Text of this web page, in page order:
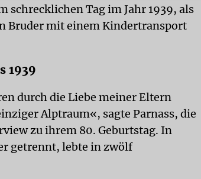
schrecklichen Tag im Jahr 1939, als
Bruder mit einem Kindertransport
1939
durch die Liebe meiner Eltern
Alptraum«, sagte Parnass, die
zu ihrem 80. Geburtstag. In
getrennt, lebte in zwölf